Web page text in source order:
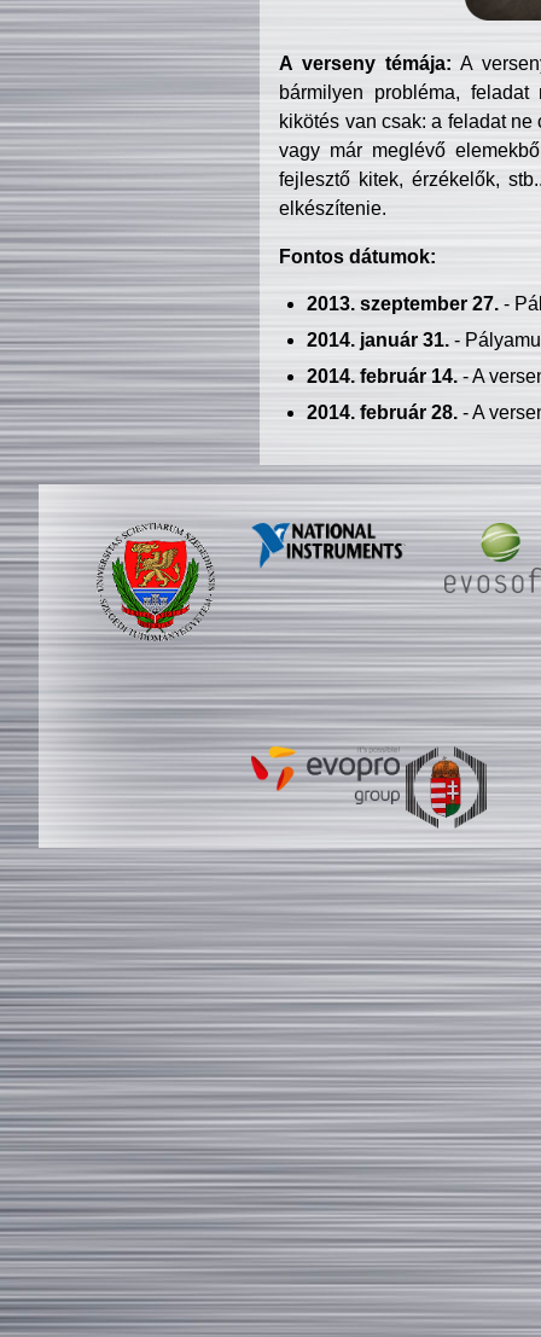
A verseny témája: A
bármilyen probléma, feladat
kikötés van csak: a feladat
vagy már meglévő
fejlesztő kitek, érzékelők,
elkészítenie.
Fontos dátumok:
2013. szeptember 27.-
2014. január 31.-
2014. február 14.- A
2014. február 28.- A